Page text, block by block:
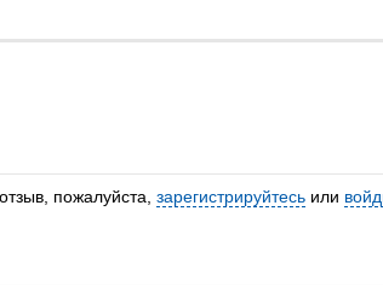
пожалуйста, зарегистрируйтесь или